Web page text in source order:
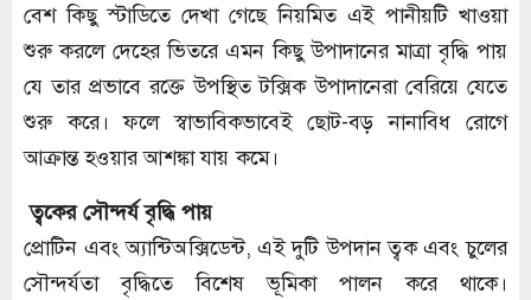
বেশ কিছু স্টাডিতে দেখা গেছে নিয়মিত এই পানীয়টি খাওয়া
শুরু করলে দেহের ভিতরে এমন কিছু উপাদানের মাত্রা বৃদ্ধি পায়
যে তার প্রভাবে রক্তে উপস্থিত টক্সিক উপাদানেরা বেরিয়ে যেতে
শুরু করে। ফলে স্বাভাবিকভাবেই ছোট-বড় নানাবিধ রোগে
আক্রান্ত হওয়ার আশঙ্কা যায় কমে।
ত্বকের সৌন্দর্য বৃদ্ধি পায়
প্রোটিন এবং অ্যান্টিঅক্সিডেন্ট, এই দুটি উপদান ত্বক এবং চুলের
সৌন্দর্যতা বৃদ্ধিতে বিশেষ ভূমিকা পালন করে থাকে।